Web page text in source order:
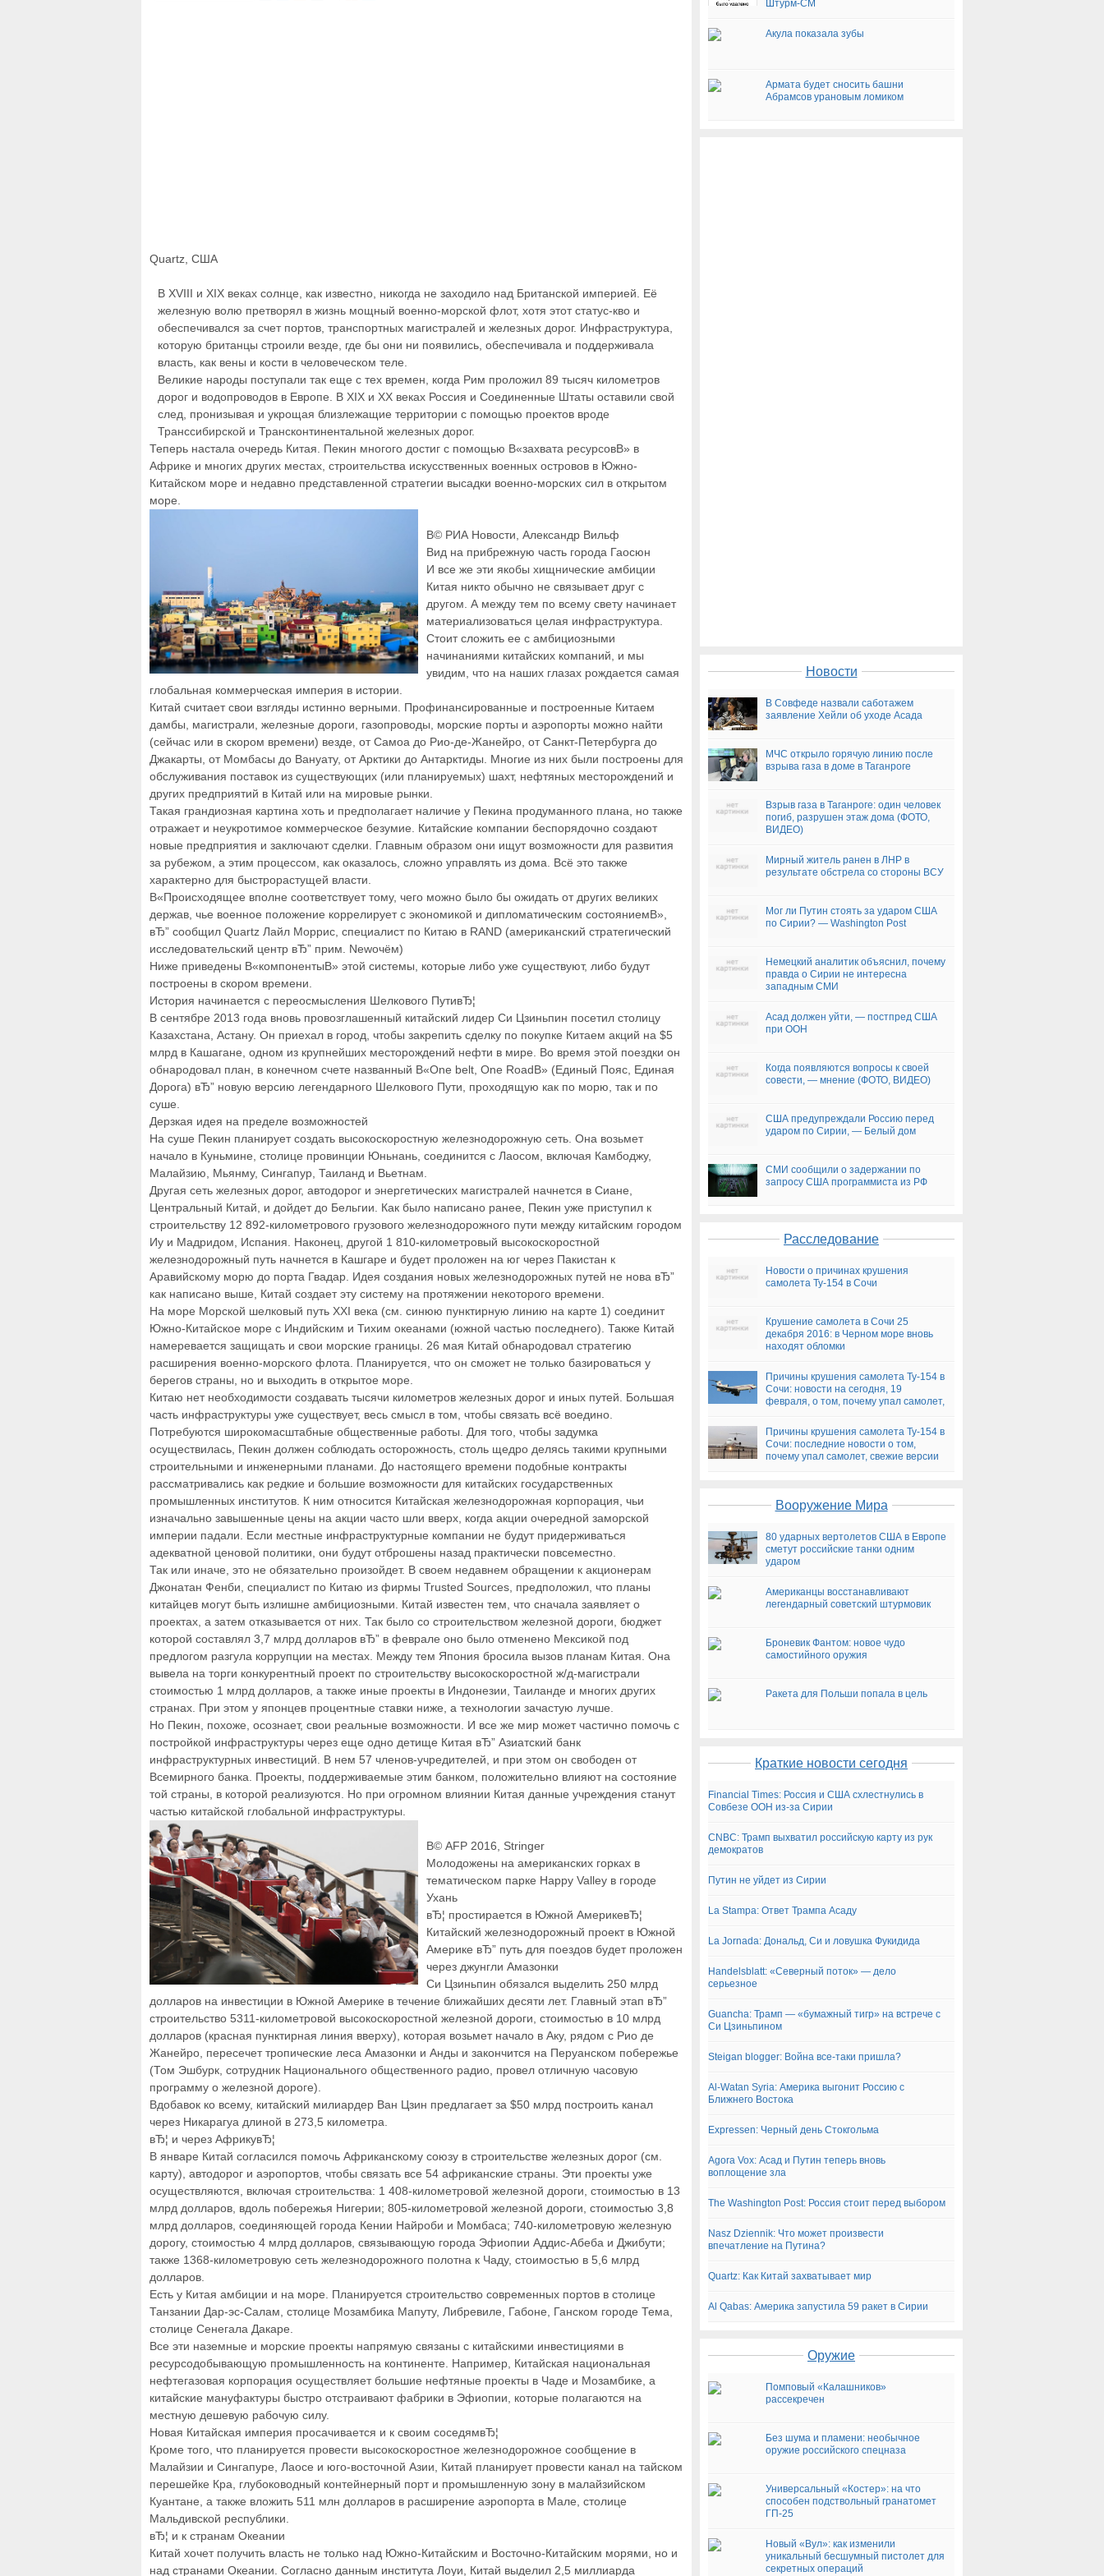
Quartz, США
В XVIII и XIX веках солнце, как известно, никогда не заходило над Британской империей. Её
железную волю претворял в жизнь мощный военно-морской флот, хотя этот статус-кво и
обеспечивался за счет портов, транспортных магистралей и железных дорог. Инфраструктура,
которую британцы строили везде, где бы они ни появились, обеспечивала и поддерживала
власть, как вены и кости в человеческом теле.
Великие народы поступали так еще с тех времен, когда Рим проложил 89 тысяч километров
дорог и водопроводов в Европе. В XIX и XX веках Россия и Соединенные Штаты оставили свой
след, пронизывая и укрощая близлежащие территории с помощью проектов вроде
Транссибирской и Трансконтинентальной железных дорог.
Теперь настала очередь Китая. Пекин многого достиг с помощью В«захвата ресурсовВ» в
Африке и многих других местах, строительства искусственных военных островов в Южно-
Китайском море и недавно представленной стратегии высадки военно-морских сил в открытом
море.
В© РИА Новости, Александр Вильф
Вид на прибрежную часть города Гаосюн
И все же эти якобы хищнические амбиции
Китая никто обычно не связывает друг с
другом. А между тем по всему свету начинает
материализоваться целая инфраструктура.
Стоит сложить ее с амбициозными
начинаниями китайских компаний, и мы
увидим, что на наших глазах рождается самая
глобальная коммерческая империя в истории.
Китай считает свои взгляды истинно верными. Профинансированные и построенные Китаем
дамбы, магистрали, железные дороги, газопроводы, морские порты и аэропорты можно найти
(сейчас или в скором времени) везде, от Самоа до Рио-де-Жанейро, от Санкт-Петербурга до
Джакарты, от Момбасы до Вануату, от Арктики до Антарктиды. Многие из них были построены для
обслуживания поставок из существующих (или планируемых) шахт, нефтяных месторождений и
других предприятий в Китай или на мировые рынки.
Такая грандиозная картина хоть и предполагает наличие у Пекина продуманного плана, но также
отражает и неукротимое коммерческое безумие. Китайские компании беспорядочно создают
новые предприятия и заключают сделки. Главным образом они ищут возможности для развития
за рубежом, а этим процессом, как оказалось, сложно управлять из дома. Всё это также
характерно для быстрорастущей власти.
В«Происходящее вполне соответствует тому, чего можно было бы ожидать от других великих
держав, чье военное положение коррелирует с экономикой и дипломатическим состояниемВ»,
вЂ” сообщил Quartz Лайл Моррис, специалист по Китаю в RAND (американский стратегический
исследовательский центр вЂ” прим. Newочём)
Ниже приведены В«компонентыВ» этой системы, которые либо уже существуют, либо будут
построены в скором времени.
История начинается с переосмысления Шелкового ПутивЂ¦
В сентябре 2013 года вновь провозглашенный китайский лидер Си Цзиньпин посетил столицу
Казахстана, Астану. Он приехал в город, чтобы закрепить сделку по покупке Китаем акций на $5
млрд в Кашагане, одном из крупнейших месторождений нефти в мире. Во время этой поездки он
обнародовал план, в конечном счете названный В«One belt, One RoadВ» (Единый Пояс, Единая
Дорога) вЂ” новую версию легендарного Шелкового Пути, проходящую как по морю, так и по
суше.
Дерзкая идея на пределе возможностей
На суше Пекин планирует создать высокоскоростную железнодорожную сеть. Она возьмет
начало в Куньмине, столице провинции Юньнань, соединится с Лаосом, включая Камбоджу,
Малайзию, Мьянму, Сингапур, Таиланд и Вьетнам.
Другая сеть железных дорог, автодорог и энергетических магистралей начнется в Сиане,
Центральный Китай, и дойдет до Бельгии. Как было написано ранее, Пекин уже приступил к
строительству 12 892-километрового грузового железнодорожного пути между китайским городом
Иу и Мадридом, Испания. Наконец, другой 1 810-километровый высокоскоростной
железнодорожный путь начнется в Кашгаре и будет проложен на юг через Пакистан к
Аравийскому морю до порта Гвадар. Идея создания новых железнодорожных путей не нова вЂ”
как написано выше, Китай создает эту систему на протяжении некоторого времени.
На море Морской шелковый путь XXI века (см. синюю пунктирную линию на карте 1) соединит
Южно-Китайское море с Индийским и Тихим океанами (южной частью последнего). Также Китай
намеревается защищать и свои морские границы. 26 мая Китай обнародовал стратегию
расширения военно-морского флота. Планируется, что он сможет не только базироваться у
берегов страны, но и выходить в открытое море.
Китаю нет необходимости создавать тысячи километров железных дорог и иных путей. Большая
часть инфраструктуры уже существует, весь смысл в том, чтобы связать всё воедино.
Потребуются широкомасштабные общественные работы. Для того, чтобы задумка
осуществилась, Пекин должен соблюдать осторожность, столь щедро делясь такими крупными
строительными и инженерными планами. До настоящего времени подобные контракты
рассматривались как редкие и большие возможности для китайских государственных
промышленных институтов. К ним относится Китайская железнодорожная корпорация, чьи
изначально завышенные цены на акции часто шли вверх, когда акции очередной заморской
империи падали. Если местные инфраструктурные компании не будут придерживаться
адекватной ценовой политики, они будут отброшены назад практически повсеместно.
Так или иначе, это не обязательно произойдет. В своем недавнем обращении к акционерам
Джонатан Фенби, специалист по Китаю из фирмы Trusted Sources, предположил, что планы
китайцев могут быть излишне амбициозными. Китай известен тем, что сначала заявляет о
проектах, а затем отказывается от них. Так было со строительством железной дороги, бюджет
которой составлял 3,7 млрд долларов вЂ” в феврале оно было отменено Мексикой под
предлогом разгула коррупции на местах. Между тем Япония бросила вызов планам Китая. Она
вывела на торги конкурентный проект по строительству высокоскоростной ж/д-магистрали
стоимостью 1 млрд долларов, а также иные проекты в Индонезии, Таиланде и многих других
странах. При этом у японцев процентные ставки ниже, а технологии зачастую лучше.
Но Пекин, похоже, осознает, свои реальные возможности. И все же мир может частично помочь с
постройкой инфраструктуры через еще одно детище Китая вЂ” Азиатский банк
инфраструктурных инвестиций. В нем 57 членов-учредителей, и при этом он свободен от
Всемирного банка. Проекты, поддерживаемые этим банком, положительно влияют на состояние
той страны, в которой реализуются. Но при огромном влиянии Китая данные учреждения станут
частью китайской глобальной инфраструктуры.
В© AFP 2016, Stringer
Молодожены на американских горках в
тематическом парке Happy Valley в городе
Ухань
вЂ¦ простирается в Южной АмерикевЂ¦
Китайский железнодорожный проект в Южной
Америке вЂ” путь для поездов будет проложен
через джунгли Амазонки
Си Цзиньпин обязался выделить 250 млрд
долларов на инвестиции в Южной Америке в течение ближайших десяти лет. Главный этап вЂ”
строительство 5311-километровой высокоскоростной железной дороги, стоимостью в 10 млрд
долларов (красная пунктирная линия вверху), которая возьмет начало в Аку, рядом с Рио де
Жанейро, пересечет тропические леса Амазонки и Анды и закончится на Перуанском побережье
(Том Эшбурк, сотрудник Национального общественного радио, провел отличную часовую
программу о железной дороге).
Вдобавок ко всему, китайский милиардер Ван Цзин предлагает за $50 млрд построить канал
через Никарагуа длиной в 273,5 километра.
вЂ¦ и через АфрикувЂ¦
В январе Китай согласился помочь Африканскому союзу в строительстве железных дорог (см.
карту), автодорог и аэропортов, чтобы связать все 54 африканские страны. Эти проекты уже
осуществляются, включая строительства: 1 408-километровой железной дороги, стоимостью в 13
млрд долларов, вдоль побережья Нигерии; 805-километровой железной дороги, стоимостью 3,8
млрд долларов, соединяющей города Кении Найроби и Момбаса; 740-километровую железную
дорогу, стоимостью 4 млрд долларов, связывающую города Эфиопии Аддис-Абеба и Джибути;
также 1368-километровую сеть железнодорожного полотна к Чаду, стоимостью в 5,6 млрд
долларов.
Есть у Китая амбиции и на море. Планируется строительство современных портов в столице
Танзании Дар-эс-Салам, столице Мозамбика Мапуту, Либревиле, Габоне, Ганском городе Тема,
столице Сенегала Дакаре.
Все эти наземные и морские проекты напрямую связаны с китайскими инвестициями в
ресурсодобывающую промышленность на континенте. Например, Китайская национальная
нефтегазовая корпорация осуществляет большие нефтяные проекты в Чаде и Мозамбике, а
китайские мануфактуры быстро отстраивают фабрики в Эфиопии, которые полагаются на
местную дешевую рабочую силу.
Новая Китайская империя просачивается и к своим соседямвЂ¦
Кроме того, что планируется провести высокоскоростное железнодорожное сообщение в
Малайзии и Сингапуре, Лаосе и юго-восточной Азии, Китай планирует провести канал на тайском
перешейке Кра, глубоководный контейнерный порт и промышленную зону в малайзийском
Куантане, а также вложить 511 млн долларов в расширение аэропорта в Мале, столице
Мальдивской республики.
вЂ¦ и к странам Океании
Китай хочет получить власть не только над Южно-Китайским и Восточно-Китайским морями, но и
над странами Океании. Согласно данным института Лоуи, Китай выделил 2,5 миллиарда
Штурм-СМ
Акула показала зубы
Армата будет сносить башни
Абрамсов урановым ломиком
Новости
В Совфеде назвали саботажем
заявление Хейли об уходе Асада
МЧС открыло горячую линию после
взрыва газа в доме в Таганроге
Взрыв газа в Таганроге: один человек
погиб, разрушен этаж дома (ФОТО,
ВИДЕО)
Мирный житель ранен в ЛНР в
результате обстрела со стороны ВСУ
Мог ли Путин стоять за ударом США
по Сирии? — Washington Post
Немецкий аналитик объяснил, почему
правда о Сирии не интересна
западным СМИ
Асад должен уйти, — постпред США
при ООН
Когда появляются вопросы к своей
совести, — мнение (ФОТО, ВИДЕО)
США предупреждали Россию перед
ударом по Сирии, — Белый дом
СМИ сообщили о задержании по
запросу США программиста из РФ
Расследование
Новости о причинах крушения
самолета Ту-154 в Сочи
Крушение самолета в Сочи 25
декабря 2016: в Черном море вновь
находят обломки
Причины крушения самолета Ту-154 в
Сочи: новости на сегодня, 19
февраля, о том, почему упал самолет,
Причины крушения самолета Ту-154 в
Сочи: последние новости о том,
почему упал самолет, свежие версии
Вооружение Мира
80 ударных вертолетов США в Европе
сметут российские танки одним
ударом
Американцы восстанавливают
легендарный советский штурмовик
Броневик Фантом: новое чудо
самостийного оружия
Ракета для Польши попала в цель
Краткие новости сегодня
Financial Times: Россия и США схлестнулись в
Совбезе ООН из-за Сирии
CNBC: Трамп выхватил российскую карту из рук
демократов
Путин не уйдет из Сирии
La Stampa: Ответ Трампа Асаду
La Jornada: Дональд, Си и ловушка Фукидида
Handelsblatt: «Северный поток» — дело
серьезное
Guancha: Трамп — «бумажный тигр» на встрече с
Си Цзиньпином
Steigan blogger: Война все-таки пришла?
Al-Watan Syria: Америка выгонит Россию с
Ближнего Востока
Expressen: Черный день Стокгольма
Agora Vox: Асад и Путин теперь вновь
воплощение зла
The Washington Post: Россия стоит перед выбором
Nasz Dziennik: Что может произвести
впечатление на Путина?
Quartz: Как Китай захватывает мир
Al Qabas: Америка запустила 59 ракет в Сирии
Оружие
Помповый «Калашников»
рассекречен
Без шума и пламени: необычное
оружие российского спецназа
Универсальный «Костер»: на что
способен подствольный гранатомет
ГП-25
Новый «Вул»: как изменили
уникальный бесшумный пистолет для
секретных операций